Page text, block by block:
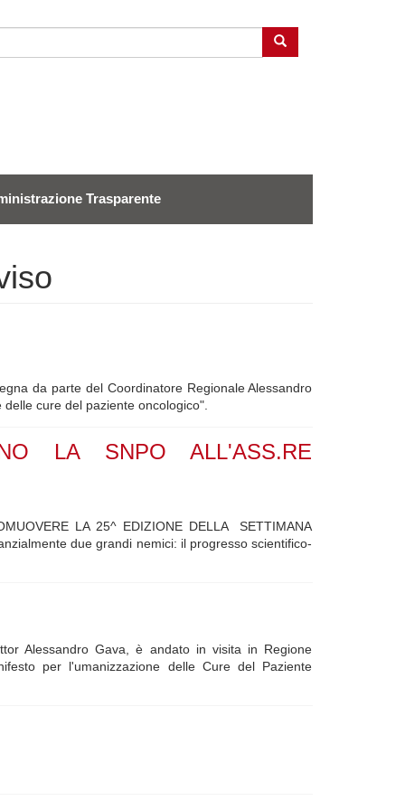
Cerca
Trasparente
da parte del Coordinatore Regionale Alessandro
cure del paziente oncologico".
LA SNPO ALL'ASS.RE
LA 25^ EDIZIONE DELLA SETTIMANA
due grandi nemici: il progresso scientifico-
Alessandro Gava, è andato in visita in Regione
per l'umanizzazione delle Cure del Paziente